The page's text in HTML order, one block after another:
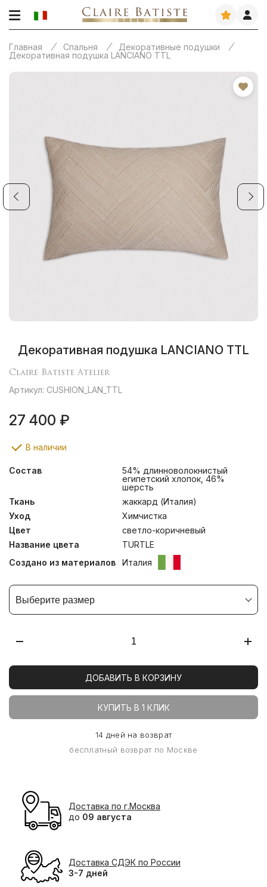
Главная Спальня
Декоративные подушки
Декоративная подушка LANCIANO TTL
Декоративная подушка LANCIANO TTL
Claire Batiste Atelier
Артикул: CUSHION_LAN_TTL
27 400 ₽
В наличии
Состав
54% длинноволокнистый
египетский хлопок, 46%
шерсть
Ткань
жаккард (Италия)
Уход
Химчистка
Цвет
светло-коричневый
Название цвета
TURTLE
Создано из материалов
Италия
Выберите размер
ДОБАВИТЬ В КОРЗИНУ
КУПИТЬ В 1 КЛИК
14 дней на возврат
бесплатный возврат по Москве
Доставка по г.Москва
до 09 августа
Доставка СДЭК по России
3-7 дней